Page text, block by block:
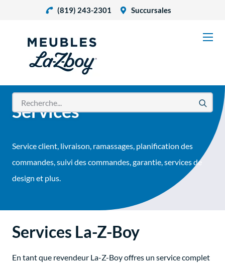
(819) 243-2301 Succursales
Services
Service client, livraison, ramassages, planification des
commandes, suivi des commandes, garantie, services de
design et plus.
Services La-Z-Boy
En tant que revendeur La-Z-Boy offres un service complet